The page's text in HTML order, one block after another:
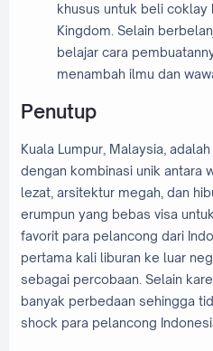
khusus untuk beli
Kingdom. Selain
belajar cara
menambah ilmu dan
Penutup
Kuala Lumpur, Malaysia,
dengan kombinasi unik antara
lezat, arsitektur megah, dan
erumpun yang bebas visa
favorit para pelancong dari
pertama kali liburan ke luar
sebagai percobaan. Selain
banyak perbedaan sehingga
shock para pelancong